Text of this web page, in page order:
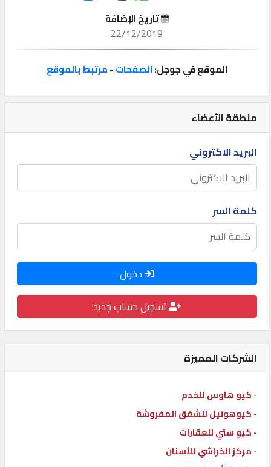
إعلانات
المنتدى
كيو
مزاد
كيو
نمبر
كارز
كيو
ماركت
القطري
POWERED
منطقة الأعضاء
البريد الاكتروني
كلمة السر
دخول
تسجيل حساب جديد
الشركات المميزة
- كيو هاوس للخدم
- كيوهوتيل للشقق المفروشة
- كيو ستي للعقارات
- مركز الخراشي للأسنان
تاريخ الإضافة
22/12/2019
الموقع في جوجل:الصفحات-مرتبط بالموقع